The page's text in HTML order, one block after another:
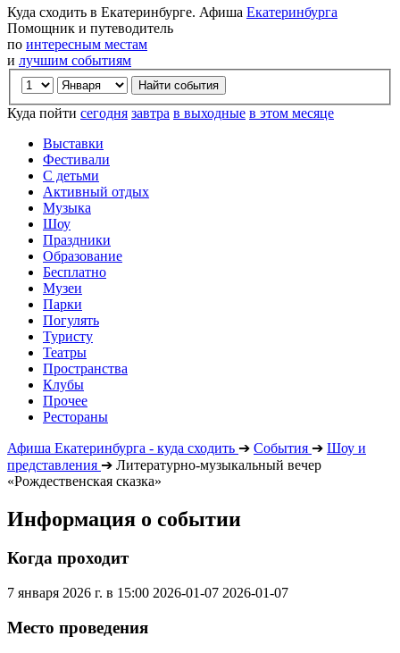
Куда сходить в Екатеринбурге. Афиша Екатеринбурга
Помощник и путеводитель
по интересным местам
и лучшим событиям
Куда пойти сегодня завтра в выходные в этом месяце
Выставки
Фестивали
С детьми
Активный отдых
Музыка
Шоу
Праздники
Образование
Бесплатно
Музеи
Парки
Погулять
Туристу
Театры
Пространства
Клубы
Прочее
Рестораны
Афиша Екатеринбурга - куда сходить ➔ События ➔ Шоу и
представления ➔ Литературно-музыкальный вечер
«Рождественская сказка»
Информация о событии
Когда проходит
7 января 2026 г. в 15:00 2026-01-07 2026-01-07
Место проведения